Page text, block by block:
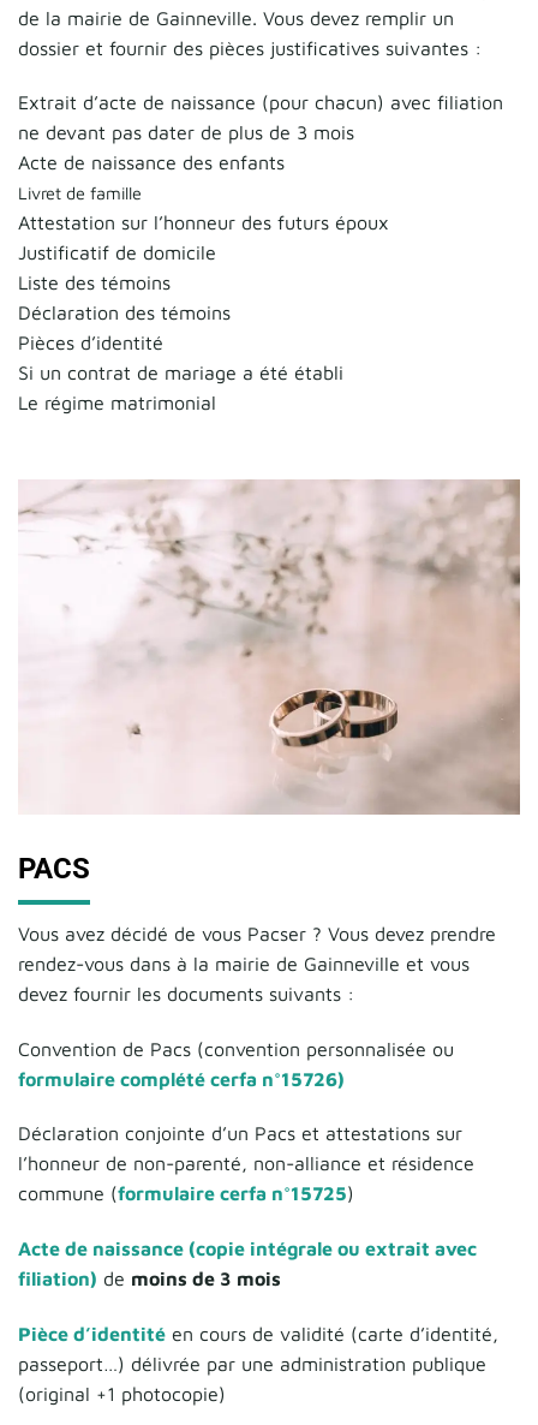
de la mairie de Gainneville. Vous devez remplir un
dossier et fournir des pièces justificatives suivantes :
Extrait d’acte de naissance (pour chacun) avec filiation
ne devant pas dater de plus de 3 mois
Acte de naissance des enfants
Livret de famille
Attestation sur l’honneur des futurs époux
Justificatif de domicile
Liste des témoins
Déclaration des témoins
Pièces d’identité
Si un contrat de mariage a été établi
Le régime matrimonial
PACS
Vous avez décidé de vous Pacser ? Vous devez prendre
rendez-vous dans à la mairie de Gainneville et vous
devez fournir les documents suivants :
Convention de Pacs (convention personnalisée ou
formulaire complété cerfa n°15726)
Déclaration conjointe d’un Pacs et attestations sur
l’honneur de non-parenté, non-alliance et résidence
commune (formulaire cerfa n°15725)
Acte de naissance (copie intégrale ou extrait avec
filiation) de moins de 3 mois
Pièce d’identité en cours de validité (carte d’identité,
passeport…) délivrée par une administration publique
(original +1 photocopie)